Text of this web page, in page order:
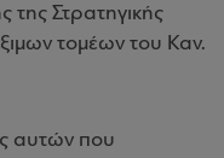
της Στρατηγικής
τομέων του Καν.
αυτών που